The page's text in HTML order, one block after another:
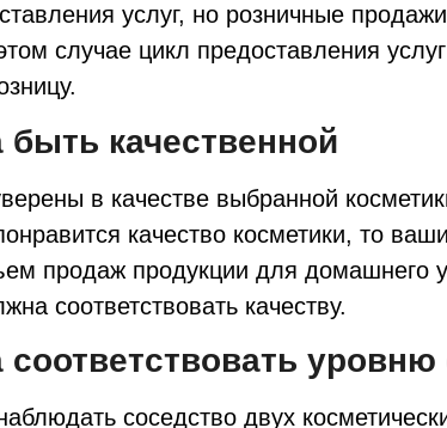
услуг, но розничные
случае цикл предоставления
качественной
в качестве выбранной
качество косметики, то
продаж продукции для домашнего
соответствовать качеству.
уровню
соседство двух